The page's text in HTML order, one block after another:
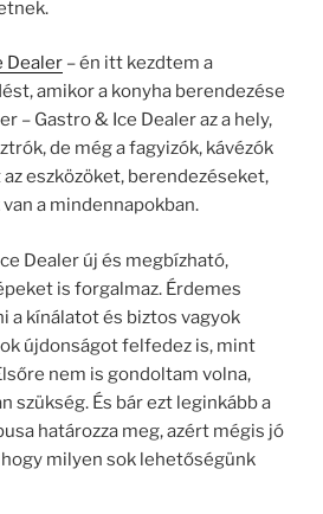
Dealer – én itt kezdtem a
amikor a konyha berendezése
– Gastro & Ice Dealer az a hely,
de még a fagyizók, kávézók
eszközöket, berendezéseket,
a mindennapokban.
Dealer új és megbízható,
is forgalmaz. Érdemes
a kínálatot és biztos vagyok
újdonságot felfedez is, mint
nem is gondoltam volna,
szükség. És bár ezt leginkább a
határozza meg, azért mégis jó
milyen sok lehetőségünk